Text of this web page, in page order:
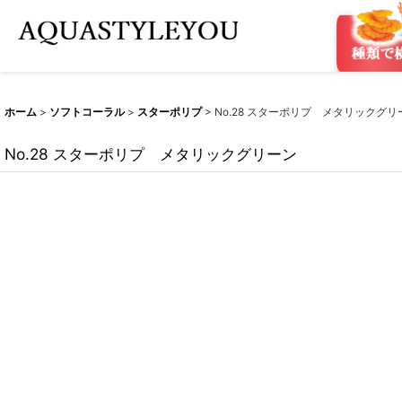
ホーム > ソフトコーラル > スターポリプ > No.28 スターポリプ メタリックグリ
No.28 スターポリプ メタリックグリーン